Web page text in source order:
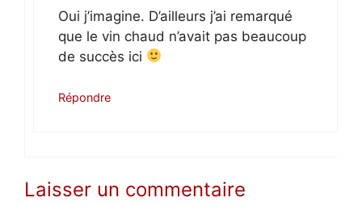
Oui j’imagine. D’ailleurs j’ai remarqué
que le vin chaud n’avait pas beaucoup
de succès ici
Répondre
Laisser un commentaire